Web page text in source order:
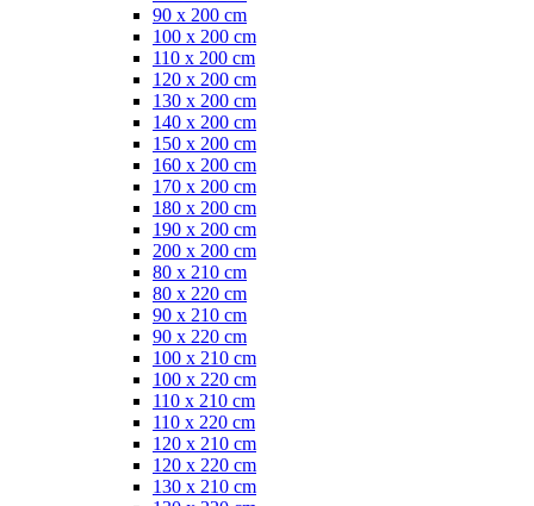
90 x 200 cm
100 x 200 cm
110 x 200 cm
120 x 200 cm
130 x 200 cm
140 x 200 cm
150 x 200 cm
160 x 200 cm
170 x 200 cm
180 x 200 cm
190 x 200 cm
200 x 200 cm
80 x 210 cm
80 x 220 cm
90 x 210 cm
90 x 220 cm
100 x 210 cm
100 x 220 cm
110 x 210 cm
110 x 220 cm
120 x 210 cm
120 x 220 cm
130 x 210 cm